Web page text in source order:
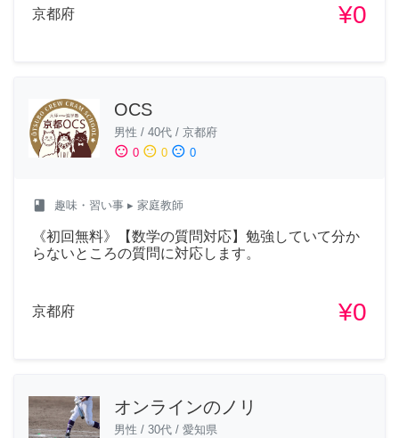
京都府 ¥0
OCS
男性 / 40代 / 京都府
sentiment_satisfied 0 sentiment_neutral 0 sentiment_dissatisfied 0
class 趣味・習い事 ▸ 家庭教師
《初回無料》【数学の質問対応】勉強していて分か
らないところの質問に対応します。
京都府 ¥0
オンラインのノリ
男性 / 30代 / 愛知県